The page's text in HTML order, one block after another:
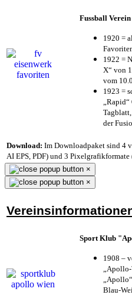
Fussball
1920 =
1922 =
X“ von
vom
1923 =
der
Download: Im Downloadpaket sind 4
AI EPS, PDF) und 3 Pixelgrafikformate
×
×
Sport Klub
1908 –
Blau-